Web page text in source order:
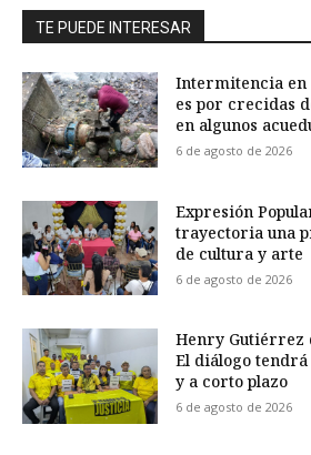
TE PUEDE INTERESAR
Intermitencia en
es por crecidas
en algunos
6 de agosto de 2026
Expresión
trayectoria una
de cultura y arte
6 de agosto de 2026
Henry Gutiérrez
El diálogo
y a corto plazo
6 de agosto de 2026